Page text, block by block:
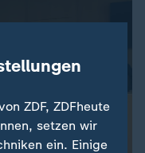
ZDF, ZDFheute
setzen wir
ein. Einige